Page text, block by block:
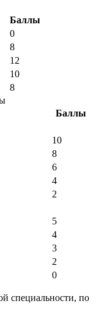
Баллы
0
8
12
10
8
Баллы
10
8
6
4
2
5
4
3
2
0
специальности, по